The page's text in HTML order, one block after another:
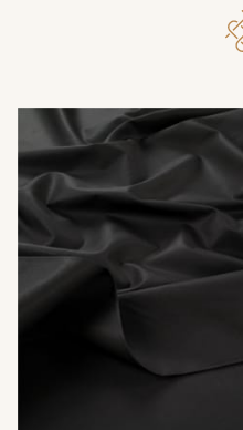
34 - Bleu Jeans
27 - Rose Perle
29 - Rose
36 - Aqua-Turquoise